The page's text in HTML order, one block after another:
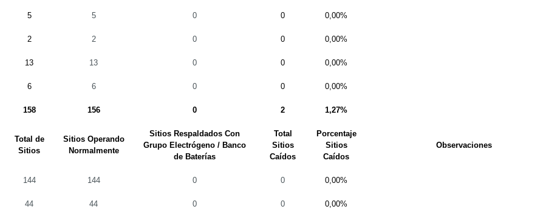
5 5 0 0 0,00%
2 2 0 0 0,00%
13 13 0 0 0,00%
6 6 0 0 0,00%
158 156 0 2 1,27%
Total de
Sitios
Sitios Operando
Normalmente
Sitios Respaldados Con
Grupo Electrógeno / Banco
de Baterías
Total
Sitios
Caídos
Porcentaje
Sitios
Caídos
Observaciones
144 144 0 0 0,00%
44 44 0 0 0,00%